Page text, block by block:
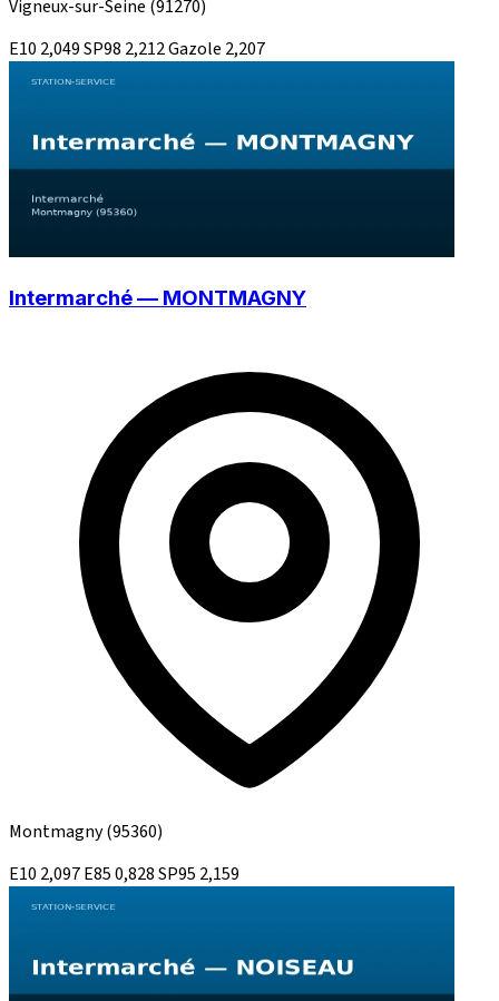
Vigneux-sur-Seine (91270)
E10 2,049SP98 2,212Gazole 2,207
Intermarché — MONTMAGNY
Montmagny(95360)
E10 2,097E850,828SP95 2,159